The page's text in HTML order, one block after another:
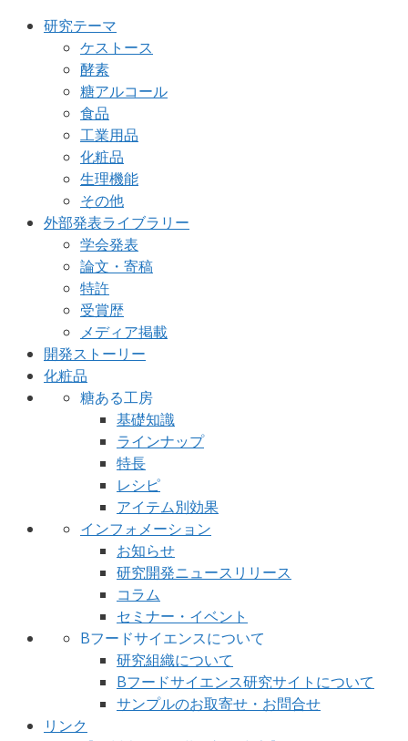
研究テーマ
ケストース
酵素
糖アルコール
食品
工業用品
化粧品
生理機能
その他
外部発表ライブラリー
学会発表
論文・寄稿
特許
受賞歴
メディア掲載
開発ストーリー
化粧品
糖ある工房
基礎知識
ラインナップ
特長
レシピ
アイテム別効果
インフォメーション
お知らせ
研究開発ニュースリリース
コラム
セミナー・イベント
Bフードサイエンスについて
研究組織について
Bフードサイエンス研究サイトについて
サンプルのお取寄せ・お問合せ
リンク